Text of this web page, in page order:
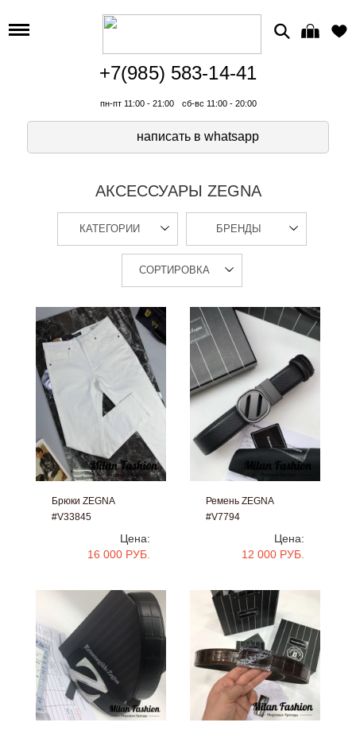
+7(985) 583-14-41
пн-пт 11:00 - 21:00 сб-вс 11:00 - 20:00
написать в whatsapp
АКСЕССУАРЫ ZEGNA
КАТЕГОРИИ БРЕНДЫ
СОРТИРОВКА
Брюки ZEGNA
#V33845
Цена:
16 000 РУБ.
Ремень ZEGNA
#V7794
Цена:
12 000 РУБ.